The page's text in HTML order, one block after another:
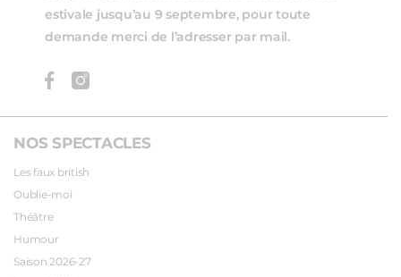
NOS SPECTACLES
Les faux british
Oublie-moi
Théâtre
Humour
Saison 2026-27
estivale jusqu’au 9 septembre, pour toute
demande merci de l’adresser par mail.